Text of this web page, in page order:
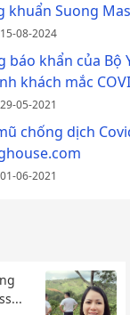
khuẩn Suong
15-08-2024
báo khẩn của Bộ
khách mắc
29-05-2021
chống dịch
01-06-2021